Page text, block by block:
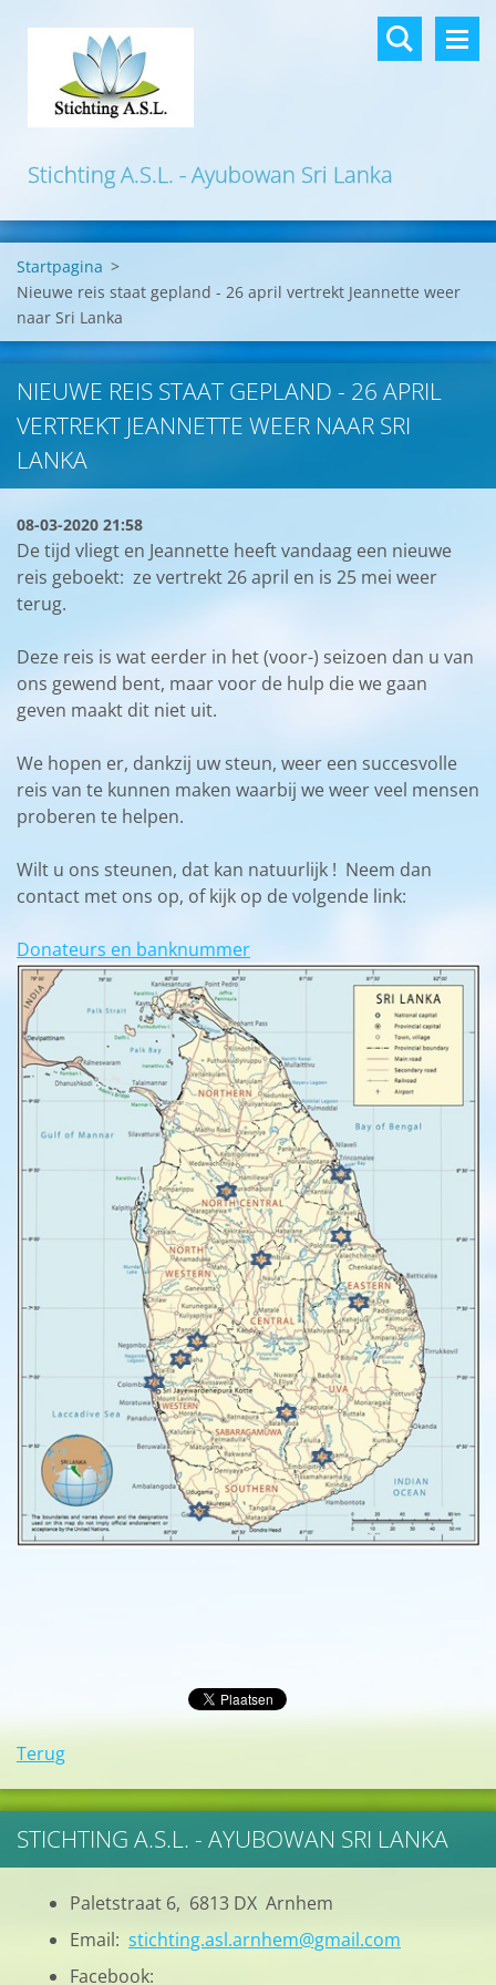
Stichting A.S.L. - Ayubowan Sri Lanka
Startpagina >
Nieuwe reis staat gepland - 26 april vertrekt Jeannette weer
naar Sri Lanka
NIEUWE REIS STAAT GEPLAND - 26 APRIL
VERTREKT JEANNETTE WEER NAAR SRI
LANKA
08-03-2020 21:58
De tijd vliegt en Jeannette heeft vandaag een nieuwe
reis geboekt: ze vertrekt 26 april en is 25 mei weer
terug.
Deze reis is wat eerder in het (voor-) seizoen dan u van
ons gewend bent, maar voor de hulp die we gaan
geven maakt dit niet uit.
We hopen er, dankzij uw steun, weer een succesvolle
reis van te kunnen maken waarbij we weer veel mensen
proberen te helpen.
Wilt u ons steunen, dat kan natuurlijk ! Neem dan
contact met ons op, of kijk op de volgende link:
Donateurs en banknummer
Terug
STICHTING A.S.L. - AYUBOWAN SRI LANKA
Paletstraat 6, 6813 DX Arnhem
Email: stichting.asl.arnhem@gmail.com
Facebook: